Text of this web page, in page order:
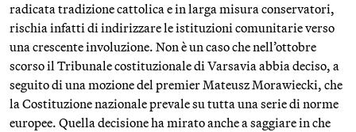
radicata tradizione cattolica e in larga misura conservatori,
rischia infatti di indirizzare le istituzioni comunitarie verso
una crescente involuzione. Non è un caso che nell’ottobre
scorso il Tribunale costituzionale di Varsavia abbia deciso, a
seguito di una mozione del premier Mateusz Morawiecki, che
la Costituzione nazionale prevale su tutta una serie di norme
europee. Quella decisione ha mirato anche a saggiare in che